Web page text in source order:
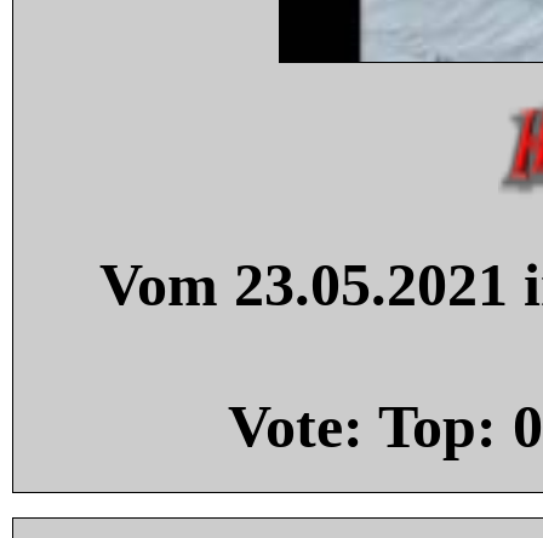
Vom
Vote: Top: 0